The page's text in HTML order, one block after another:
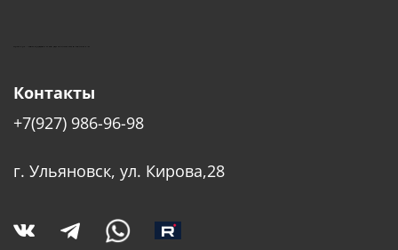
КУШТУТ - ОБОРУДОВАНИЕ ДЛЯ САЛОНОВ КРАСОТЫ
Контакты
+7(927) 986-96-98
г. Ульяновск, ул. Кирова,28